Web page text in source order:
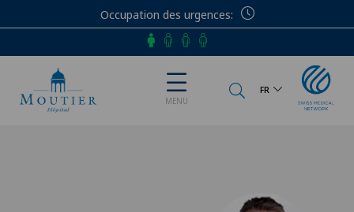
Occupation des urgences
Téléphone
MENU
FR